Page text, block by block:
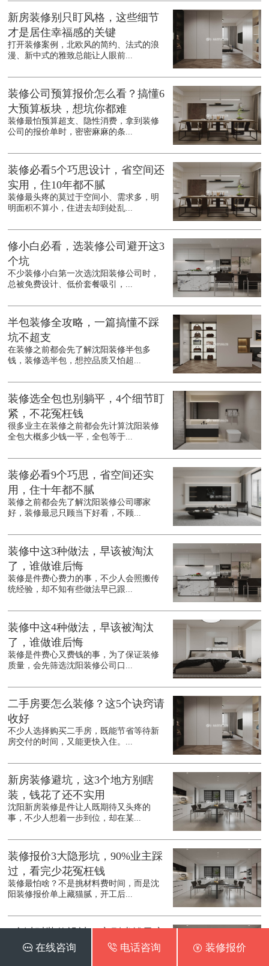
新房装修别只盯风格，这些细节
才是居住幸福感的关键
打开装修案例，北欧风的简约、法式的浪
漫、新中式的雅致总能让人眼前...
装修公司预算报价怎么看？搞懂6
大预算板块，想坑你都难
装修最怕预算超支、隐性消费，拿到装修
公司的报价单时，密密麻麻的条...
装修必看5个巧思设计，省空间还
实用，住10年都不腻
装修最头疼的莫过于空间小、需求多，明
明面积不算小，住进去却到处乱...
修小白必看，选装修公司避开这3
个坑
不少装修小白第一次选沈阳装修公司时，
总被免费设计、低价套餐吸引，...
半包装修全攻略，一篇搞懂不踩
坑不超支
在装修之前都会先了解沈阳装修半包多
钱，装修选半包，想控品质又怕超...
装修选全包也别躺平，4个细节盯
紧，不花冤枉钱
很多业主在装修之前都会先计算沈阳装修
全包大概多少钱一平，全包等于...
装修必看9个巧思，省空间还实
用，住十年都不腻
装修之前都会先了解沈阳装修公司哪家
好，装修最忌只顾当下好看，不顾...
装修中这3种做法，早该被淘汰
了，谁做谁后悔
装修是件费心费力的事，不少人会照搬传
统经验，却不知有些做法早已跟...
装修中这4种做法，早该被淘汰
了，谁做谁后悔
装修是件费心又费钱的事，为了保证装修
质量，会先筛选沈阳装修公司口...
二手房要怎么装修？这5个诀窍请
收好
不少人选择购买二手房，既能节省等待新
房交付的时间，又能更快入住。...
新房装修避坑，这3个地方别瞎
装，钱花了还不实用
沈阳新房装修是件让人既期待又头疼的
事，不少人想着一步到位，却在某...
装修报价3大隐形坑，90%业主踩
过，看完少花冤枉钱
装修最怕啥？不是挑材料费时间，而是沈
阳装修报价单上藏猫腻，开工后...
用，后悔装晚了
 在线咨询  电话咨询  装修报价